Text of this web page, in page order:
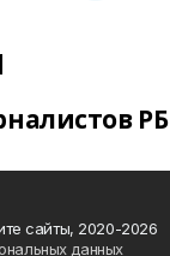
РБ
сайты, 2020-2026
данных